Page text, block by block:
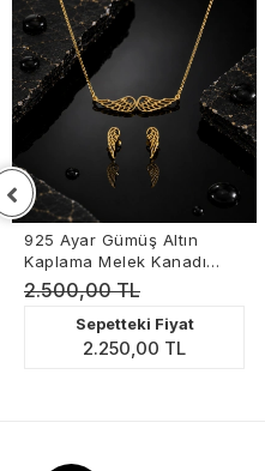
925 Ayar Gümüş Altın
Kaplama Tek Taş Takı Seti
2.500,00 TL
Sepetteki Fiyat
2.250,00 TL